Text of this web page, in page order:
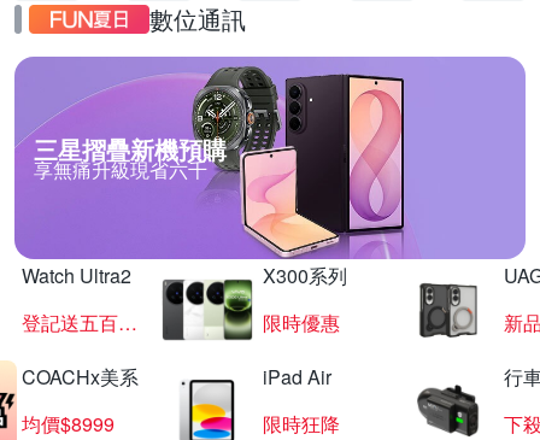
數位通訊
三星摺疊新機預購
享無痛升級現省六千
Watch Ultra2
登記送五百超贈點
X300系列
限時優惠
新
COACHx美系
均價$8999
iPad Air
限時狂降
行
下